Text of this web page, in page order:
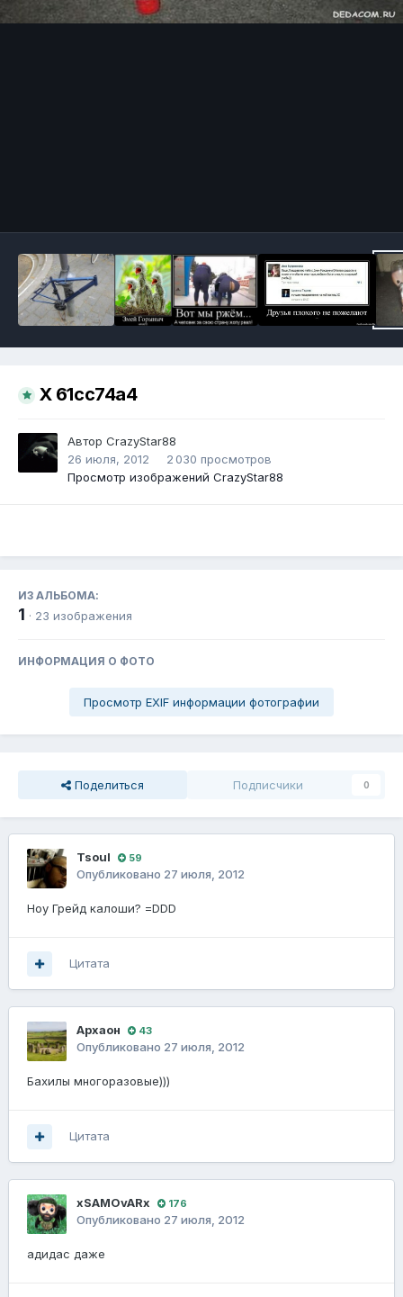
X 61cc74a4
Автор CrazyStar88
26 июля, 2012
2 030 просмотров
Просмотр изображений CrazyStar88
ИЗ АЛЬБОМА:
1 · 23 изображения
ИНФОРМАЦИЯ О ФОТО
Просмотр EXIF информации фотографии
Поделиться Подписчики 0
Tsoul 59
Опубликовано 27 июля, 2012
Ноу Грейд калоши? =DDD
Цитата
Архаoн 43
Опубликовано 27 июля, 2012
Бахилы многоразовые)))
Цитата
xSAMOvARx 176
Опубликовано 27 июля, 2012
адидас даже